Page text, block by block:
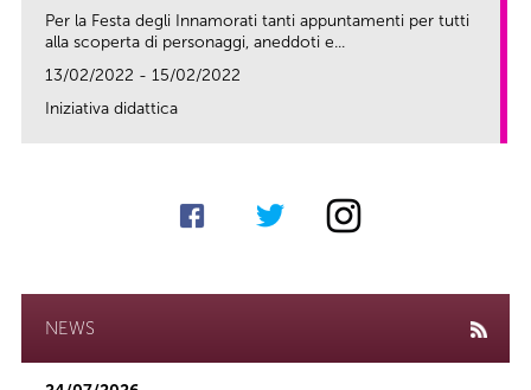
Per la Festa degli Innamorati tanti appuntamenti per tutti
alla scoperta di personaggi, aneddoti e...
13/02/2022 - 15/02/2022
Iniziativa didattica
NEWS